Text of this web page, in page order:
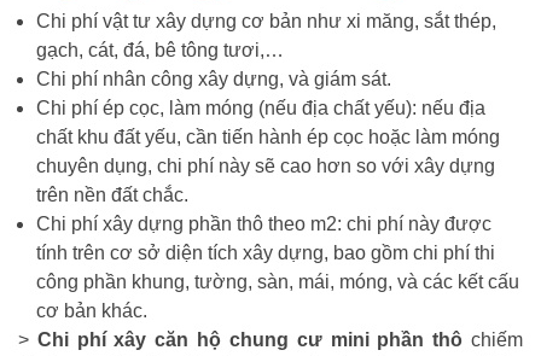
Chi phí vật tư xây dựng cơ bản như xi măng, sắt thép,
gạch, cát, đá, bê tông tươi,…
Chi phí nhân công xây dựng, và giám sát.
Chi phí ép cọc, làm móng (nếu địa chất yếu): nếu địa
chất khu đất yếu, cần tiến hành ép cọc hoặc làm móng
chuyên dụng, chi phí này sẽ cao hơn so với xây dựng
trên nền đất chắc.
Chi phí xây dựng phần thô theo m2: chi phí này được
tính trên cơ sở diện tích xây dựng, bao gồm chi phí thi
công phần khung, tường, sàn, mái, móng, và các kết cấu
cơ bản khác.
> Chi phí xây căn hộ chung cư mini phần thô chiếm